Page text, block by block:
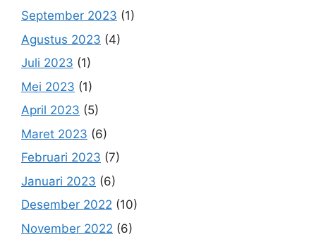
September 2023 (1)
Agustus 2023 (4)
Juli 2023 (1)
Mei 2023 (1)
April 2023 (5)
Maret 2023 (6)
Februari 2023 (7)
Januari 2023 (6)
Desember 2022 (10)
November 2022 (6)